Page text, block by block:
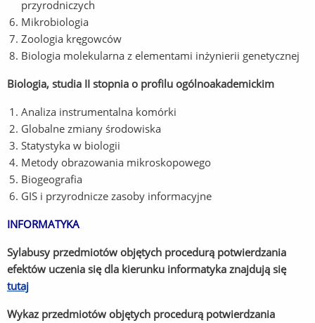
przyrodniczych
Mikrobiologia
Zoologia kręgowców
Biologia molekularna z elementami inżynierii genetycznej
Biologia, studia II stopnia o profilu ogólnoakademickim
Analiza instrumentalna komórki
Globalne zmiany środowiska
Statystyka w biologii
Metody obrazowania mikroskopowego
Biogeografia
GIS i przyrodnicze zasoby informacyjne
INFORMATYKA
Sylabusy przedmiotów objętych procedurą potwierdzania
efektów uczenia się dla kierunku informatyka znajdują się
tutaj
Wykaz przedmiotów objętych procedurą potwierdzania